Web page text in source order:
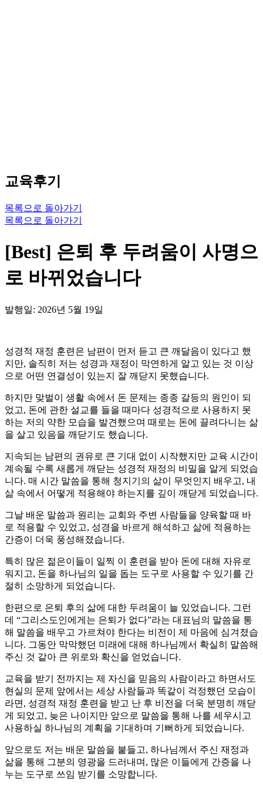
교육후기
목록으로 돌아가기
목록으로 돌아가기
[Best] 은퇴 후 두려움이 사명으
로 바뀌었습니다
발행일: 2026년 5월 19일
성경적 재정 훈련은 남편이 먼저 듣고 큰 깨달음이 있다고 했
지만, 솔직히 저는 성경과 재정이 막연하게 알고 있는 것 이상
으로 어떤 연결성이 있는지 잘 깨닫지 못했습니다.
하지만 맞벌이 생활 속에서 돈 문제는 종종 갈등의 원인이 되
었고, 돈에 관한 설교를 들을 때마다 성경적으로 사용하지 못
하는 저의 약한 모습을 발견했으며 때로는 돈에 끌려다니는 삶
을 살고 있음을 깨닫기도 했습니다.
지속되는 남편의 권유로 큰 기대 없이 시작했지만 교육 시간이
계속될 수록 새롭게 깨닫는 성경적 재정의 비밀을 알게 되었습
니다. 매 시간 말씀을 통해 청지기의 삶이 무엇인지 배우고, 내
삶 속에서 어떻게 적용해야 하는지를 깊이 깨닫게 되었습니다.
그날 배운 말씀과 원리는 교회와 주변 사람들을 양육할 때 바
로 적용할 수 있었고, 성경을 바르게 해석하고 삶에 적용하는
간증이 더욱 풍성해졌습니다.
특히 많은 젊은이들이 일찍 이 훈련을 받아 돈에 대해 자유로
워지고, 돈을 하나님의 일을 돕는 도구로 사용할 수 있기를 간
절히 소망하게 되었습니다.
한편으로 은퇴 후의 삶에 대한 두려움이 늘 있었습니다. 그런
데 “그리스도인에게는 은퇴가 없다”라는 대표님의 말씀을 통
해 말씀을 배우고 가르쳐야 한다는 비전이 제 마음에 심겨졌습
니다. 그동안 막막했던 미래에 대해 하나님께서 확실히 말씀해
주신 것 같아 큰 위로와 확신을 얻었습니다.
교육을 받기 전까지는 제 자신을 믿음의 사람이라고 하면서도
현실의 문제 앞에서는 세상 사람들과 똑같이 걱정했던 모습이
라면, 성경적 재정 훈련을 받고 난 후 비전을 더욱 분명히 깨닫
게 되었고, 늦은 나이지만 앞으로 말씀을 통해 나를 세우시고
사용하실 하나님의 계획을 기대하며 기뻐하게 되었습니다.
앞으로도 저는 배운 말씀을 붙들고, 하나님께서 주신 재정과
삶을 통해 그분의 영광을 드러내며, 많은 이들에게 간증을 나
누는 도구로 쓰임 받기를 소망합니다.